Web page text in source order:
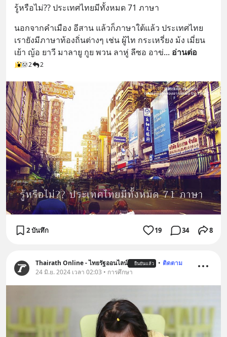
รู้หรือไม่?? ประเทศไทยมีทั้งหมด 71 ภาษา
นอกจากคำเมือง อีสาน แล้วก็ภาษาใต้แล้ว ประเทศไทย
เรายังมีภาษาท้องถิ่นต่างๆ เช่น ผู้ไท กระเหรี่ยง ม้ง เมี่ยน
เย้า ญ้อ ยาวี มาลายู กูย พวน ลาหู่ ลีซอ อาข่... อ่านต่อ
2 2
2 บันทึก 19 34 8
Thairath Online - ไทยรัฐออนไลน์ ยืนยันแล้ว • ติดตาม
24 มิ.ย. 2024 เวลา 02:03 • การศึกษา